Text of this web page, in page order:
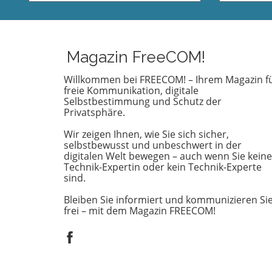
charismatischen Führungsstil und
seine Erfolge mit Liverpool, hat in
der Fußballwelt einen
hervorragenden Ruf. Seine
Fähigkeit, Teams zu motivieren
und innovative Strategien
umzusetzen, könnte der
deutschen Nationalmannschaft
helfen, ihre Wettbewerbsfähigkeit
zurückzugewinnen. Diese
Vorstellung sorgt für rege
Spekulationen unter den
Anhängern. Was die
Pressekonferenz für Fans
bedeutete Am [Datum der
Pike wird
Der
wenn
Magazin FreeCOM!
Willkommen bei FREECOM! – Ihrem Magazin
freie Kommunikation, digitale
Selbstbestimmung und Schutz der
Privatsphäre.
Wir zeigen Ihnen, wie Sie sich sicher,
selbstbewusst und unbeschwert in der
digitalen Welt bewegen – auch wenn Sie keine
Technik-Expertin oder kein Technik-Experte
sind.
Bleiben Sie informiert und kommunizieren
frei – mit dem Magazin FREECOM!